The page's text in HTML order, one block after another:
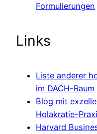
Formulierungen
Links
Liste anderer
im DACH-Raum
Blog mit
Holakratie-
Harvard